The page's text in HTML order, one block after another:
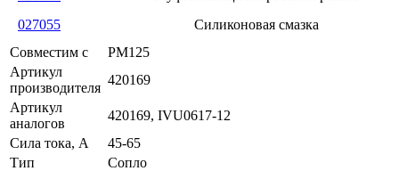
027055
Силиконовая смазка
Совместим с
PM125
Артикул
производителя
420169
Артикул
аналогов
420169, IVU0617-12
Сила тока, А
45-65
Тип
Сопло